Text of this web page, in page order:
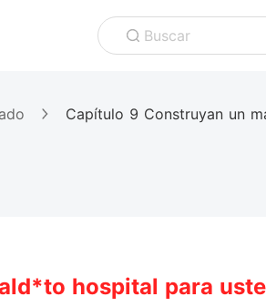
Buscar
hospital para